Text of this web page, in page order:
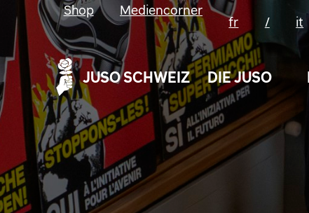
JUSO SCHWEIZ DIE JUSO
Shop
Mediencorner
fr
/ it